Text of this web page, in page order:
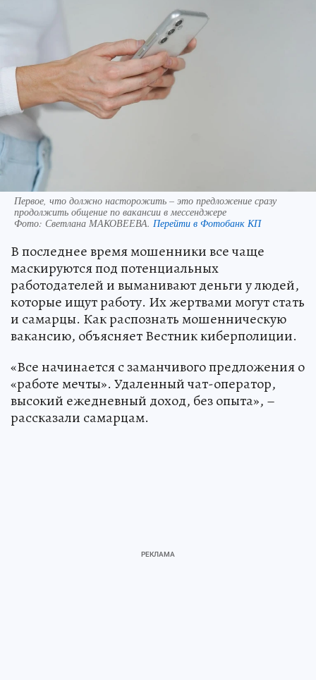
Первое, что должно насторожить – это предложение сразу
продолжить общение по вакансии в мессенджере
Фото: Светлана МАКОВЕЕВА. Перейти в Фотобанк КП
В последнее время мошенники все чаще
маскируются под потенциальных
работодателей и выманивают деньги у людей,
которые ищут работу. Их жертвами могут стать
и самарцы. Как распознать мошенническую
вакансию, объясняет Вестник киберполиции.
«Все начинается с заманчивого предложения о
«работе мечты». Удаленный чат-оператор,
высокий ежедневный доход, без опыта», –
рассказали самарцам.